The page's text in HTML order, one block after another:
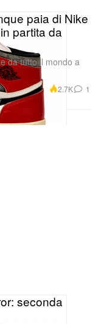
paia di Nike
partita da
da tutto il mondo a
2.7K 1
seconda